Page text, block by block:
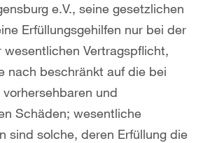
e.V., seine gesetzlichen
Erfüllungsgehilfen nur bei der
wesentlichen Vertragspflicht,
nach beschränkt auf die bei
und
Schäden; wesentliche
sind solche, deren Erfüllung die